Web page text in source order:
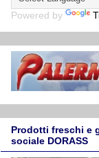
Powered by
Prodotti freschi e
sociale DORASS